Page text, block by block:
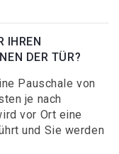
IHREN
DER TÜR?
Pauschale von
je nach
vor Ort eine
und Sie werden